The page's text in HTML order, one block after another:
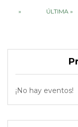
» ÚLTIMA »
¡No hay eventos!